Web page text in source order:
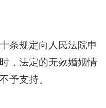
规定向人民法院申
，法定的无效婚姻情
予支持。